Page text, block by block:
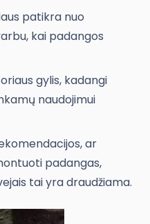
patikra nuo
kai padangos
gylis, kadangi
naudojimui
ar
padangas,
tai yra draudžiama.